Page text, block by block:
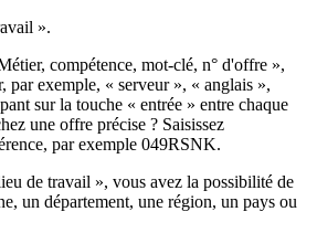
».
compétence, mot-clé, n° d'offre »,
par exemple, « serveur », « anglais »,
sur la touche « entrée » entre chaque
une offre précise ? Saisissez
par exemple 049RSNK.
de travail », vous avez la possibilité de
un département, une région, un pays ou